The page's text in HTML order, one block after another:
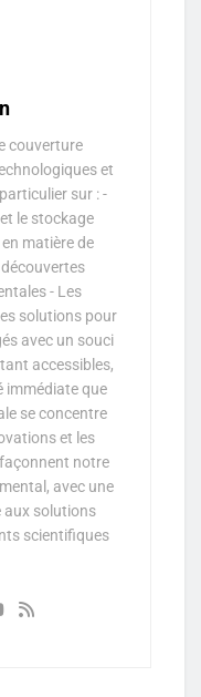
couverture
et
sur : -
le stockage
matière de
- Les
solutions pour
avec un souci
accessibles,
immédiate que
se concentre
et les
notre
avec une
aux solutions
scientifiques